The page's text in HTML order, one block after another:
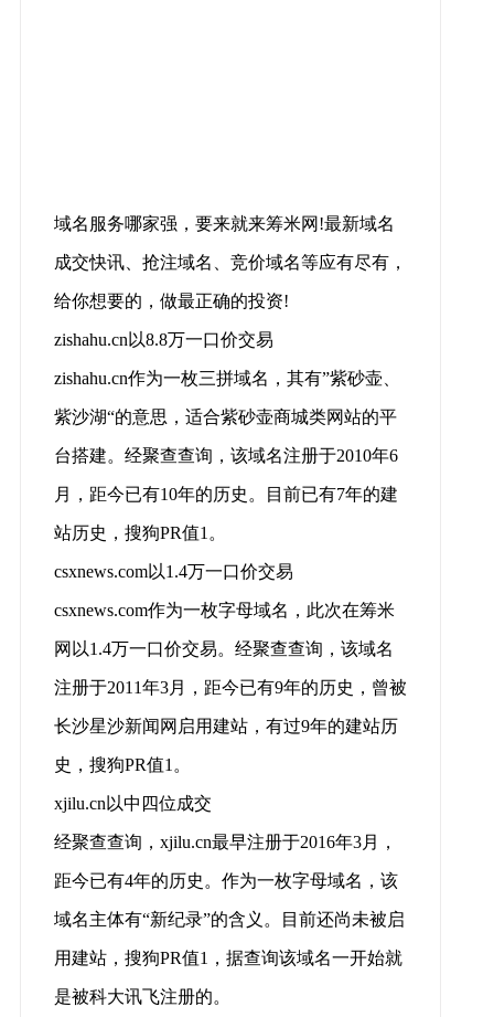
域名服务哪家强，要来就来筹米网!最新域名
成交快讯、抢注域名、竞价域名等应有尽有，
给你想要的，做最正确的投资!
zishahu.cn以8.8万一口价交易
zishahu.cn作为一枚三拼域名，其有”紫砂壶、
紫沙湖“的意思，适合紫砂壶商城类网站的平
台搭建。经聚查查询，该域名注册于2010年6
月，距今已有10年的历史。目前已有7年的建
站历史，搜狗PR值1。
csxnews.com以1.4万一口价交易
csxnews.com作为一枚字母域名，此次在筹米
网以1.4万一口价交易。经聚查查询，该域名
注册于2011年3月，距今已有9年的历史，曾被
长沙星沙新闻网启用建站，有过9年的建站历
史，搜狗PR值1。
xjilu.cn以中四位成交
经聚查查询，xjilu.cn最早注册于2016年3月，
距今已有4年的历史。作为一枚字母域名，该
域名主体有“新纪录”的含义。目前还尚未被启
用建站，搜狗PR值1，据查询该域名一开始就
是被科大讯飞注册的。